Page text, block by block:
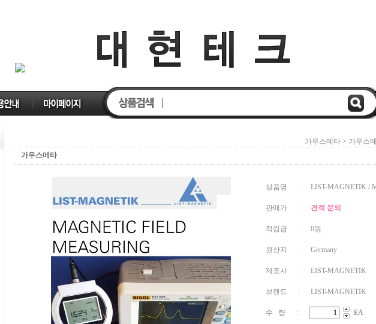
가우스메타 > 가우스
가우스메타
상품명 : LIST-MAGNETIK /
판매가 : 견적 문의
적립금 : 0원
원산지 : Germany
제조사 : LIST-MAGNETIK
브랜드 : LIST-MAGNETIK
수 량 : EA